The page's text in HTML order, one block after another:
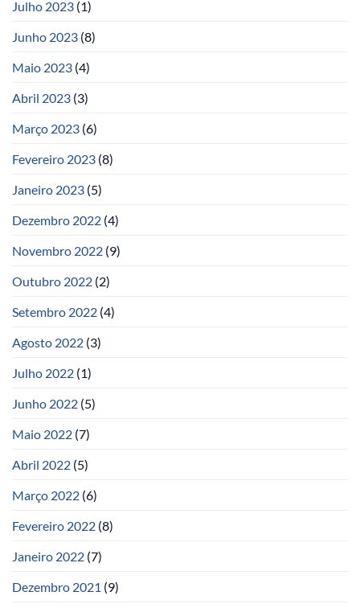
Julho 2023 (1)
Junho 2023 (8)
Maio 2023 (4)
Abril 2023 (3)
Março 2023 (6)
Fevereiro 2023 (8)
Janeiro 2023 (5)
Dezembro 2022 (4)
Novembro 2022 (9)
Outubro 2022 (2)
Setembro 2022 (4)
Agosto 2022 (3)
Julho 2022 (1)
Junho 2022 (5)
Maio 2022 (7)
Abril 2022 (5)
Março 2022 (6)
Fevereiro 2022 (8)
Janeiro 2022 (7)
Dezembro 2021 (9)